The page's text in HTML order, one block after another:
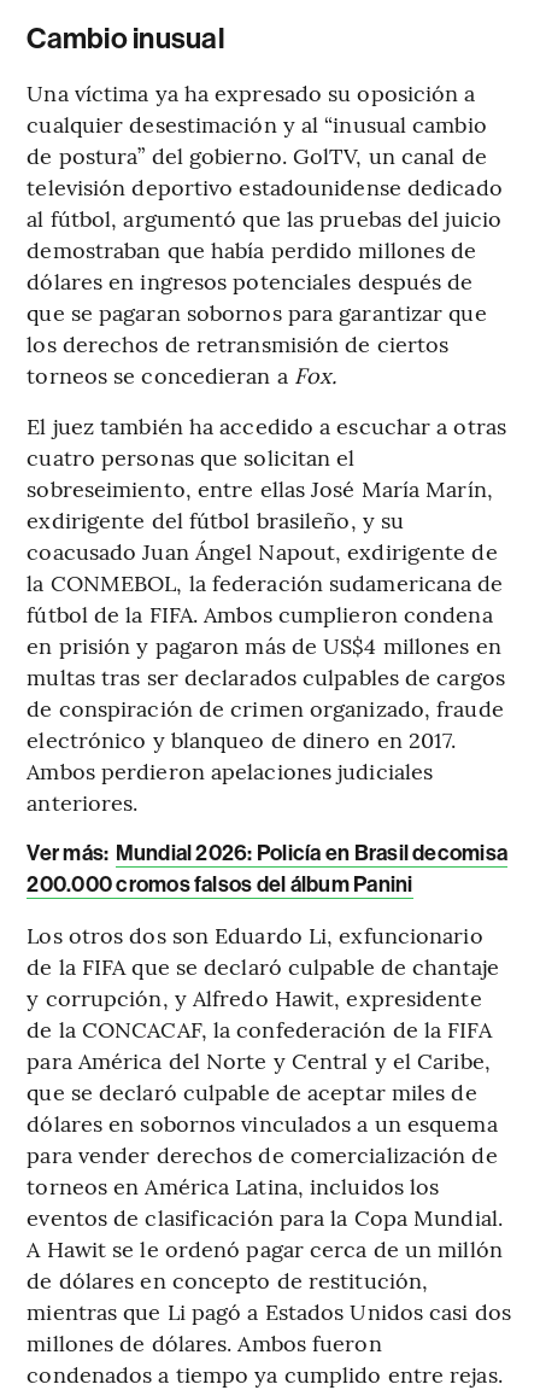
Cambio inusual
Una víctima ya ha expresado su oposición a
cualquier desestimación y al “inusual cambio
de postura” del gobierno. GolTV, un canal de
televisión deportivo estadounidense dedicado
al fútbol, argumentó que las pruebas del juicio
demostraban que había perdido millones de
dólares en ingresos potenciales después de
que se pagaran sobornos para garantizar que
los derechos de retransmisión de ciertos
torneos se concedieran a Fox.
El juez también ha accedido a escuchar a otras
cuatro personas que solicitan el
sobreseimiento, entre ellas José María Marín,
exdirigente del fútbol brasileño, y su
coacusado Juan Ángel Napout, exdirigente de
la CONMEBOL, la federación sudamericana de
fútbol de la FIFA. Ambos cumplieron condena
en prisión y pagaron más de US$4 millones en
multas tras ser declarados culpables de cargos
de conspiración de crimen organizado, fraude
electrónico y blanqueo de dinero en 2017.
Ambos perdieron apelaciones judiciales
anteriores.
Ver más: Mundial 2026: Policía en Brasil decomisa
200.000 cromos falsos del álbum Panini
Los otros dos son Eduardo Li, exfuncionario
de la FIFA que se declaró culpable de chantaje
y corrupción, y Alfredo Hawit, expresidente
de la CONCACAF, la confederación de la FIFA
para América del Norte y Central y el Caribe,
que se declaró culpable de aceptar miles de
dólares en sobornos vinculados a un esquema
para vender derechos de comercialización de
torneos en América Latina, incluidos los
eventos de clasificación para la Copa Mundial.
A Hawit se le ordenó pagar cerca de un millón
de dólares en concepto de restitución,
mientras que Li pagó a Estados Unidos casi dos
millones de dólares. Ambos fueron
condenados a tiempo ya cumplido entre rejas.